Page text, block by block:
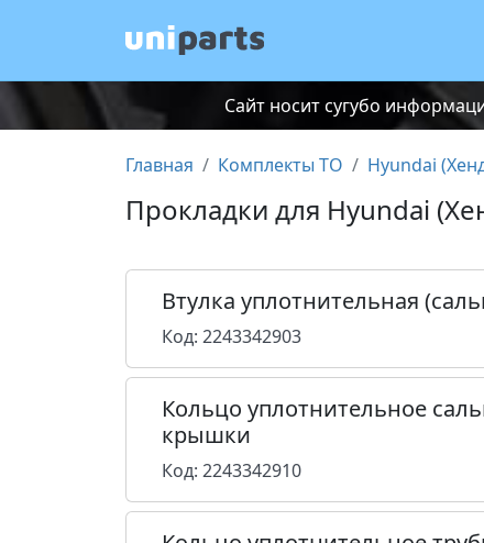
Сайт носит сугубо
Главная Комплекты ТО Hyundai
Прокладки для Hyundai
Втулка уплотнительная
Код: 2243342903
Кольцо уплотнительное
крышки
Код: 2243342910